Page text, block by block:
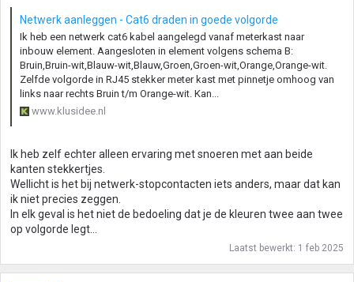
Netwerk aanleggen - Cat6 draden in goede volgorde
Ik heb een netwerk cat6 kabel aangelegd vanaf meterkast naar
inbouw element. Aangesloten in element volgens schema B:
Bruin,Bruin-wit,Blauw-wit,Blauw,Groen,Groen-wit,Orange,Orange-wit.
Zelfde volgorde in RJ45 stekker meter kast met pinnetje omhoog van
links naar rechts Bruin t/m Orange-wit. Kan...
www.klusidee.nl
Ik heb zelf echter alleen ervaring met snoeren met aan beide
kanten stekkertjes.
Wellicht is het bij netwerk-stopcontacten iets anders, maar dat kan
ik niet precies zeggen.
In elk geval is het niet de bedoeling dat je de kleuren twee aan twee
op volgorde legt...
Laatst bewerkt: 1 feb 2025